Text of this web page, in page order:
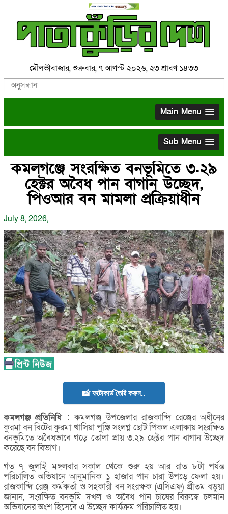
মৌলভীবাজার, শুক্রবার, ৭ আগস্ট ২০২৬, ২৩ শ্রাবণ ১৪৩৩
Main Menu
Sub Menu
কমলগঞ্জে সংরক্ষিত বনভূমিতে ৩.২৯
হেক্টর অবৈধ পান বাগান উচ্ছেদ,
পিওআর বন মামলা প্রক্রিয়াধীন
July 8, 2026,
📸 ফটোকার্ড তৈরি করুন..
কমলগঞ্জ প্রতিনিধি: কমলগঞ্জ উপজেলার রাজকান্দি রেঞ্জের অধীনের
কুরমা বন বিটের কুরমা খাসিয়া পুঞ্জি সংলগ্ন ছোট পিকল এলাকায় সংরক্ষিত
বনভূমিতে অবৈধভাবে গড়ে তোলা প্রায় ৩.২৯ হেক্টর পান বাগান উচ্ছেদ
করেছে বন বিভাগ।
গত ৭ জুলাই মঙ্গলবার সকাল থেকে শুরু হয় আর রাত ৮টা পর্যন্ত
পরিচালিত অভিযানে আনুমানিক ১ হাজার পান চারা উপড়ে ফেলা হয়।
রাজকান্দি রেঞ্জ কর্মকর্তা ও সহকারী বন সংরক্ষক (এসিএফ) প্রীতম বড়ুয়া
জানান, সংরক্ষিত বনভূমি দখল ও অবৈধ পান চাষের বিরুদ্ধে চলমান
অভিযানের অংশ হিসেবে এ উচ্ছেদ কার্যক্রম পরিচালিত হয়।